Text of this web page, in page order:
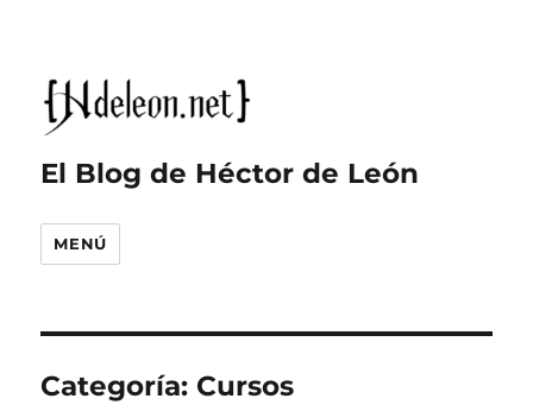
El Blog de Héctor de León
MENÚ
Categoría: Cursos